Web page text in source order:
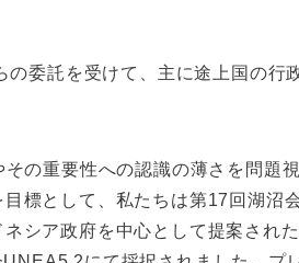
の委託を受けて、主に途上国の行
の重要性への認識の薄さを問題
標として、私たちは第17回湖沼
シア政府を中心として提案され